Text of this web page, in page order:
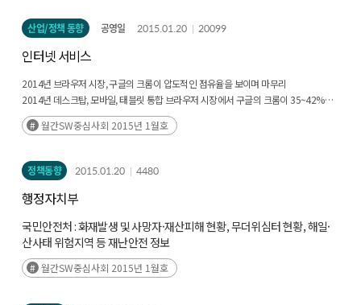
산업/정책 동향 공영일 2015.01.20 20099
인터넷 서비스
2014년 브라우저 시장, 구글의 크롬이 압도적인 점유율을 보이며 마무리
2014년 데스크탑, 모바일, 태블릿 통합 브라우저 시장에서 구글의 크롬이 35~42%의
점유율로 시장 1위를 유지
PC에서 모바일로 전환이 가속화되고 있어 모바일/태블릿 연동이 가능한 크롬
월간SW중심사회 2015년 1월호
정책동향 2015.01.20 4480
행정자치부
국민안전처 : 화재발생 및 사망자·재산피해 현황, 무더위심터 현황, 해일·
산사태 위험지역 등 재난안전 정보
방위사업청 : 조달계획, 입찰공고·결과, 계약 정보 등 군수품 조달정보
외교부 : 국제기구 채용정보
월간SW중심사회 2015년 1월호